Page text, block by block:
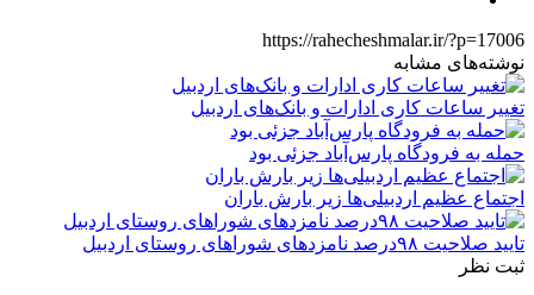
https://rahecheshmalar.ir/?p=17006
نوشته‌های مشابه
تغییر ساعات کاری ادارات و بانک‌های اردبیل
حمله به فرودگاه پارس‌‌آباد جزئی بود
اجتماع عظیم اردبیلی‌ها زیر بارش باران
تایید صلاحیت ۹۸درصد نامزدهای شوراهای روستای اردبیل
ثبت نظر